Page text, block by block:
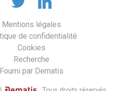
Mentions légales
de confidentialité
Cookies
Recherche
Fourni par Dematis